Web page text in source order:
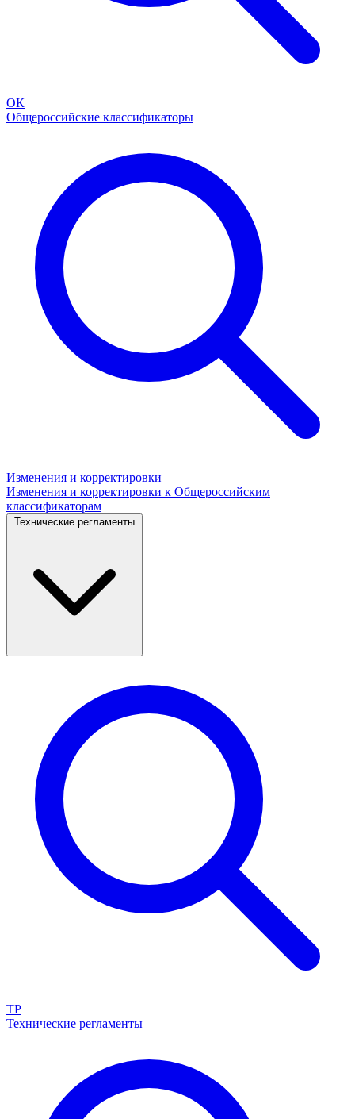
ОК
Общероссийские классификаторы
Изменения и корректировки
Изменения и корректировки к Общероссийским
классификаторам
Технические регламенты
ТР
Технические регламенты